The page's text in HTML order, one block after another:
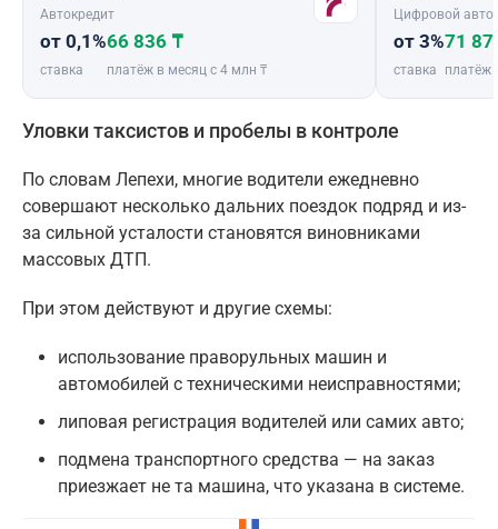
Автокредит
от 0,1%
ставка
66 836 ₸
платёж в месяц с 4 млн ₸
Цифровой
от 3%
ставка
71
платёж
Уловки таксистов и пробелы в контроле
По словам Лепехи, многие водители ежедневно
совершают несколько дальних поездок подряд и из-
за сильной усталости становятся виновниками
массовых ДТП.
При этом действуют и другие схемы:
использование праворульных машин и
автомобилей с техническими неисправностями;
липовая регистрация водителей или самих авто;
подмена транспортного средства — на заказ
приезжает не та машина, что указана в системе.